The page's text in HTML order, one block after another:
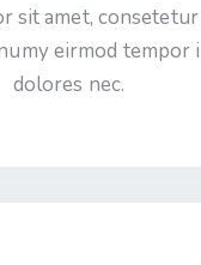
sit amet,
eirmod tempor
dolores nec.